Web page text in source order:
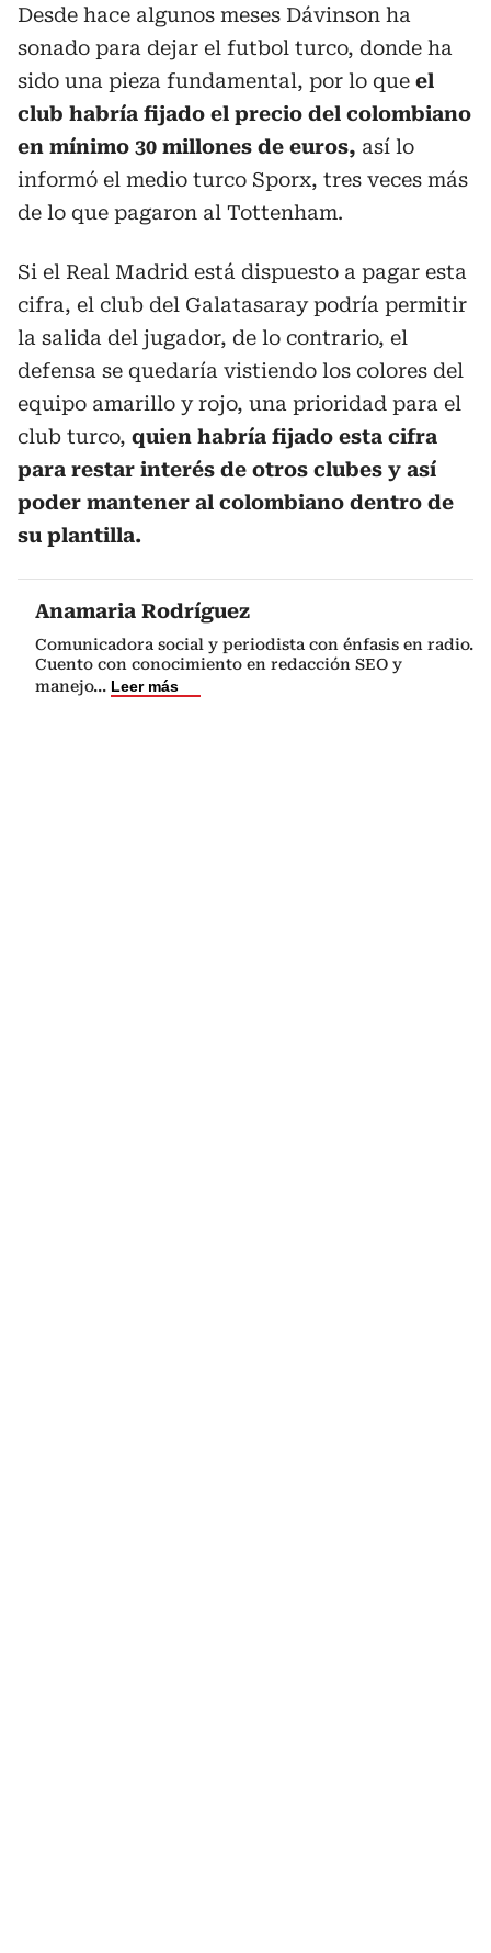
Desde hace algunos meses Dávinson ha
sonado para dejar el futbol turco, donde ha
sido una pieza fundamental, por lo que el
club habría fijado el precio del colombiano
en mínimo 30 millones de euros, así lo
informó el medio turco Sporx, tres veces más
de lo que pagaron al Tottenham.
Si el Real Madrid está dispuesto a pagar esta
cifra, el club del Galatasaray podría permitir
la salida del jugador, de lo contrario, el
defensa se quedaría vistiendo los colores del
equipo amarillo y rojo, una prioridad para el
club turco, quien habría fijado esta cifra
para restar interés de otros clubes y así
poder mantener al colombiano dentro de
su plantilla.
Anamaria Rodríguez
Comunicadora social y periodista con énfasis en radio.
Cuento con conocimiento en redacción SEO y
manejo... Leer más